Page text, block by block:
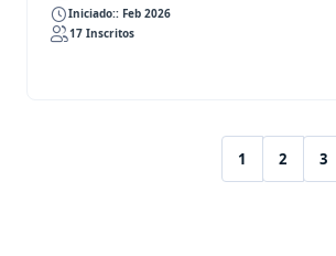
Iniciado:: Feb 2026
17 Inscritos
1
(current)
2 3